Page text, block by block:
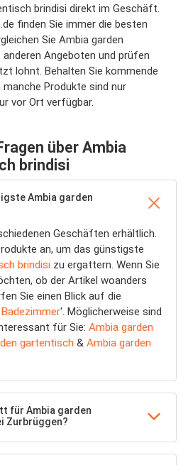
brindisi direkt im Geschäft.
finden Sie immer die besten
Sie Ambia garden
Angeboten und prüfen
lohnt. Behalten Sie kommende
Produkte sind nur
vor Ort verfügbar.
über Ambia
brindisi
Ambia garden
Geschäften erhältlich.
an, um das günstigste
brindisi zu ergattern. Wenn Sie
ob der Artikel woanders
Sie einen Blick auf die
'. Möglicherweise sind
für Sie: Ambia garden
gartentisch & Ambia garden
für Ambia garden
Zurbrüggen?